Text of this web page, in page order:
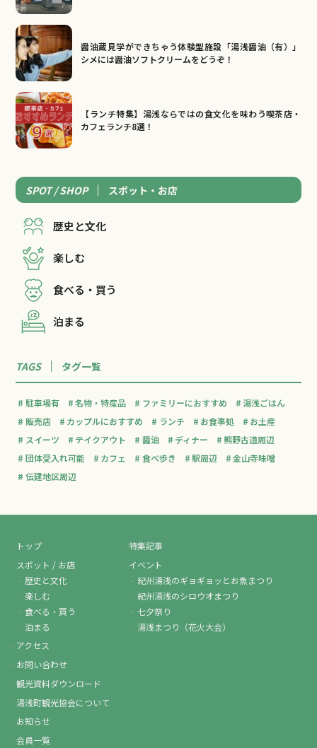
醤油蔵見学ができちゃう体験型施設「湯浅醤油（有）」
シメには醤油ソフトクリームをどうぞ！
【ランチ特集】湯浅ならではの食文化を味わう喫茶店・
カフェランチ8選！
SPOT / SHOP スポット・お店
歴史と文化
楽しむ
食べる・買う
泊まる
TAGS タグ一覧
駐車場有 名物・特産品 ファミリーにおすすめ
湯浅ごはん
販売店
カップルにおすすめ ランチ お食事処
お土産
スイーツ
テイクアウト 醤油 ディナー
熊野古道周辺
団体受入れ可能
カフェ 食べ歩き 駅周辺
金山寺味噌
伝建地区周辺
トップ
スポット / お店
歴史と文化
楽しむ
食べる・買う
泊まる
特集記事
イベント
紀州湯浅のギョギョッとお魚まつり
紀州湯浅のシロウオまつり
七夕祭り
湯浅まつり（花火大会）
アクセス
お問い合わせ
観光資料ダウンロード
湯浅町観光協会について
お知らせ
会員一覧